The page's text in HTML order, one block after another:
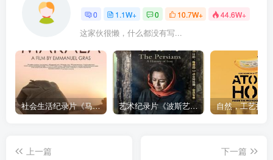
0 1.1W+ 0 10.7W+ 44.6W+
这家伙很懒，什么都没有写...
社会生活纪录片《马加拉 Makala》下载 艺术纪录片《波斯艺术 Art of Persia》下载
上一篇
下一篇